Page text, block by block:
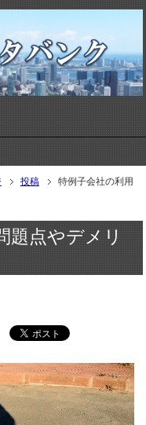
投稿
特例子会社の利用
題点やデメリ